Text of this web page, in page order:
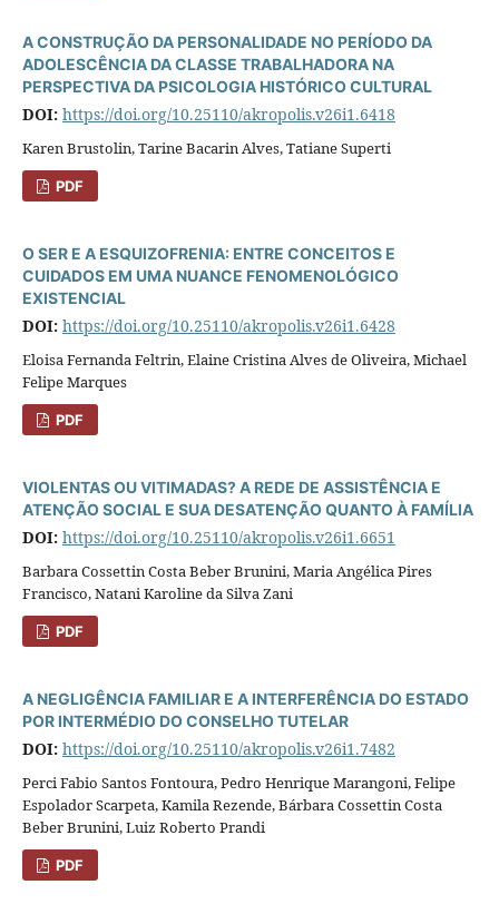
A CONSTRUÇÃO DA PERSONALIDADE NO PERÍODO DA
ADOLESCÊNCIA DA CLASSE TRABALHADORA NA
PERSPECTIVA DA PSICOLOGIA HISTÓRICO CULTURAL
DOI: https://doi.org/10.25110/akropolis.v26i1.6418
Karen Brustolin, Tarine Bacarin Alves, Tatiane Superti
PDF
O SER E A ESQUIZOFRENIA: ENTRE CONCEITOS E
CUIDADOS EM UMA NUANCE FENOMENOLÓGICO
EXISTENCIAL
DOI: https://doi.org/10.25110/akropolis.v26i1.6428
Eloisa Fernanda Feltrin, Elaine Cristina Alves de Oliveira, Michael
Felipe Marques
PDF
VIOLENTAS OU VITIMADAS? A REDE DE ASSISTÊNCIA E
ATENÇÃO SOCIAL E SUA DESATENÇÃO QUANTO À FAMÍLIA
DOI: https://doi.org/10.25110/akropolis.v26i1.6651
Barbara Cossettin Costa Beber Brunini, Maria Angélica Pires
Francisco, Natani Karoline da Silva Zani
PDF
A NEGLIGÊNCIA FAMILIAR E A INTERFERÊNCIA DO ESTADO
POR INTERMÉDIO DO CONSELHO TUTELAR
DOI: https://doi.org/10.25110/akropolis.v26i1.7482
Perci Fabio Santos Fontoura, Pedro Henrique Marangoni, Felipe
Espolador Scarpeta, Kamila Rezende, Bárbara Cossettin Costa
Beber Brunini, Luiz Roberto Prandi
PDF